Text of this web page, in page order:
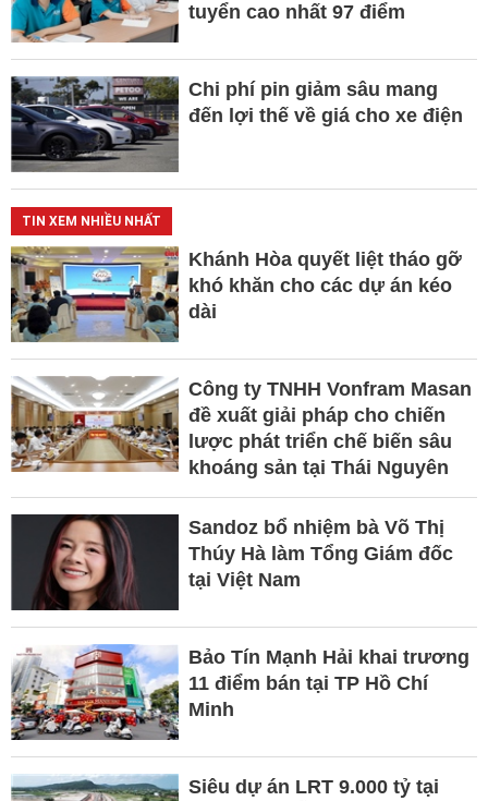
tuyển cao nhất 97 điểm
Chi phí pin giảm sâu mang
đến lợi thế về giá cho xe điện
TIN XEM NHIỀU NHẤT
Khánh Hòa quyết liệt tháo gỡ
khó khăn cho các dự án kéo
dài
Công ty TNHH Vonfram Masan
đề xuất giải pháp cho chiến
lược phát triển chế biến sâu
khoáng sản tại Thái Nguyên
Sandoz bổ nhiệm bà Võ Thị
Thúy Hà làm Tổng Giám đốc
tại Việt Nam
Bảo Tín Mạnh Hải khai trương
11 điểm bán tại TP Hồ Chí
Minh
Siêu dự án LRT 9.000 tỷ tại